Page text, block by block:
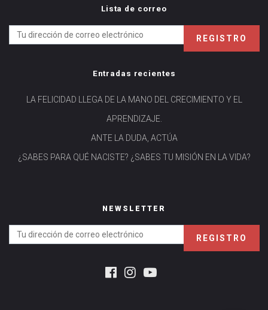
Lista de correo
Entradas recientes
LA FELICIDAD LLEGA DE LA MANO DEL CRECIMIENTO Y EL
APRENDIZAJE.
ANTE LA DUDA, ACTÚA
¿SABES PARA QUÉ NACISTE? ¿SABES TU MISIÓN EN LA VIDA?
NEWSLETTER